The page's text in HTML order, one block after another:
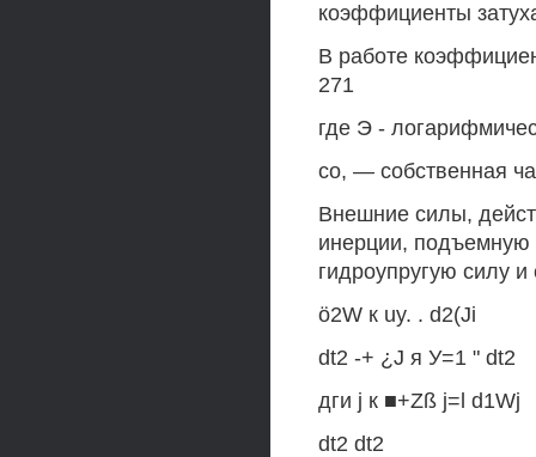
коэффициенты
В работе
271
где Э -
со, — собственная
Внешние силы,
инерции, подъемную
гидроупругую силу
ö2W к uy. . d2(Ji
dt2 -+ ¿J я У=1 " dt2
дги j к ■+Zß j=l d1Wj
dt2 dt2